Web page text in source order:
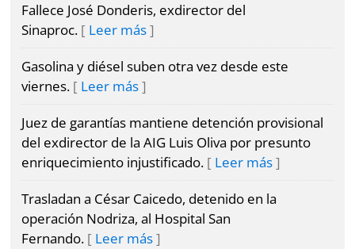
Fallece José Donderis, exdirector del
Sinaproc.
Leer más
Gasolina y diésel suben otra vez desde este
viernes.
Leer más
Juez de garantías mantiene detención provisional
del exdirector de la AIG Luis Oliva por presunto
enriquecimiento injustificado.
Leer más
Trasladan a César Caicedo, detenido en la
operación Nodriza, al Hospital San
Fernando.
Leer más